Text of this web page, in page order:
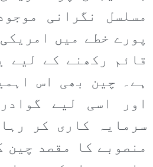
مسلسل نگرانی
پورے خطے میں
قائم رکھنے کے لیے
ہے۔ چین بھی اس
اور اسی لیے
سرمایہ کاری کر
منصوبے کا مقصد چین